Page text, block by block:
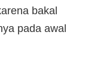
bakal
pada awal